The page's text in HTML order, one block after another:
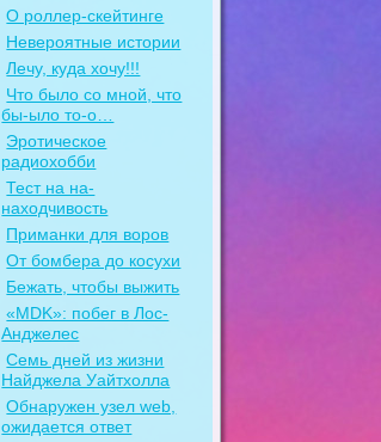
О роллер-скейтинге
Невероятные истории
Лечу, куда хочу!!!
Что было со мной, что
бы-ыло то-о…
Эротическое
радиохобби
Тест на на-
находчивость
Приманки для воров
От бомбера до косухи
Бежать, чтобы выжить
«MDK»: побег в Лос-
Анджелес
Семь дней из жизни
Найджела Уайтхолла
Обнаружен узел web,
ожидается ответ